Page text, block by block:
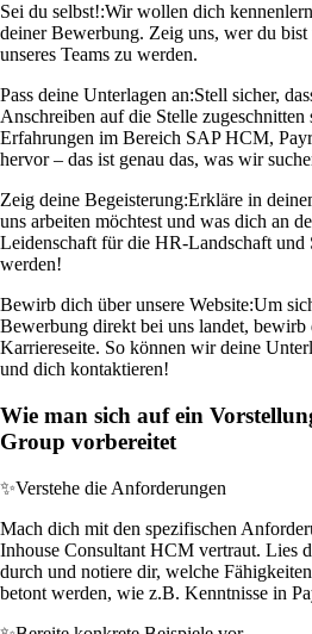
Sei du selbst!:Wir wollen dich
deiner Bewerbung. Zeig uns, wer du
unseres Teams zu werden.
Pass deine Unterlagen an:Stell sicher,
Anschreiben auf die Stelle zugeschnitten
Erfahrungen im Bereich SAP HCM,
hervor – das ist genau das, was wir
Zeig deine Begeisterung:Erkläre in
uns arbeiten möchtest und was dich an
Leidenschaft für die HR-Landschaft und
werden!
Bewirb dich über unsere Website:Um
Bewerbung direkt bei uns landet, bewirb
Karriereseite. So können wir deine
und dich kontaktieren!
Wie man sich auf ein
Group vorbereitet
✨Verstehe die Anforderungen
Mach dich mit den spezifischen
Inhouse Consultant HCM vertraut. Lies
durch und notiere dir, welche
betont werden, wie z.B. Kenntnisse in